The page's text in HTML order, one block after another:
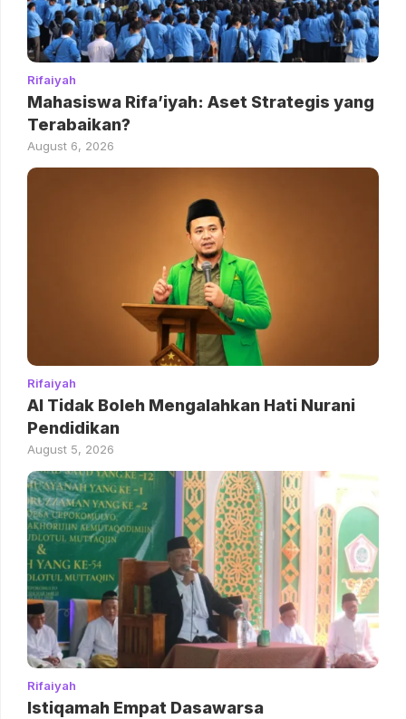
Rifaiyah
Mahasiswa Rifa’iyah: Aset Strategis yang
Terabaikan?
August 6, 2026
Rifaiyah
AI Tidak Boleh Mengalahkan Hati Nurani
Pendidikan
August 5, 2026
Rifaiyah
Istiqamah Empat Dasawarsa